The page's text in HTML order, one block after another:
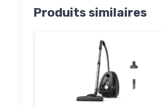
Produits similaires